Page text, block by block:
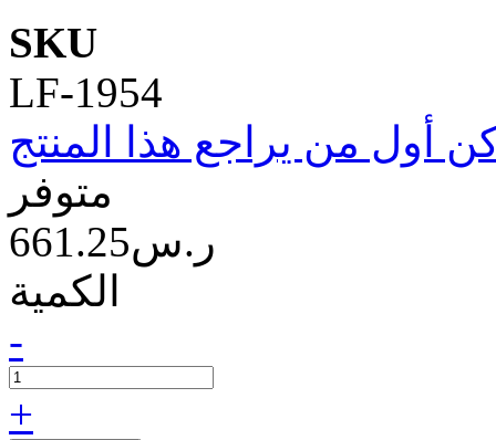
SKU
LF-1954
أول من يراجع هذا المنتج
متوفر
661.25ر.س‏
الكمية
-
+